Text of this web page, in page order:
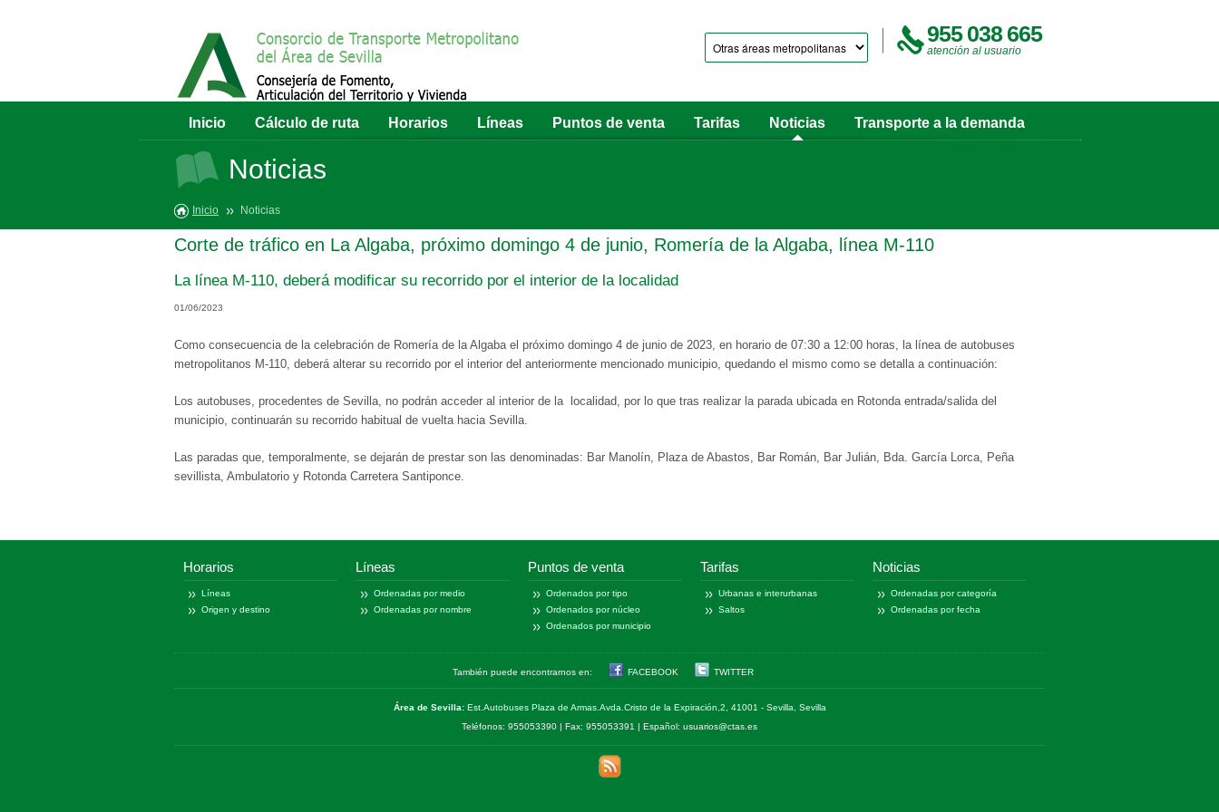
955 038 665
atención al usuario
Inicio Cálculo de ruta Horarios Líneas Puntos de venta Tarifas Noticias Transporte a la demanda
Noticias
Inicio Noticias
Corte de tráfico en La Algaba, próximo domingo 4 de junio, Romería de la Algaba, línea M-110
La línea M-110, deberá modificar su recorrido por el interior de la localidad
01/06/2023
Como consecuencia de la celebración de Romería de la Algaba el próximo domingo 4 de junio de 2023, en horario de 07:30 a 12:00 horas, la línea de autobuses
metropolitanos M-110, deberá alterar su recorrido por el interior del anteriormente mencionado municipio, quedando el mismo como se detalla a continuación:
Los autobuses, procedentes de Sevilla, no podrán acceder al interior de la localidad, por lo que tras realizar la parada ubicada en Rotonda entrada/salida del
municipio, continuarán su recorrido habitual de vuelta hacia Sevilla.
Las paradas que, temporalmente, se dejarán de prestar son las denominadas: Bar Manolín, Plaza de Abastos, Bar Román, Bar Julián, Bda. García Lorca, Peña
sevillista, Ambulatorio y Rotonda Carretera Santiponce.
Horarios
Líneas
Origen y destino
Líneas
Ordenadas por medio
Ordenadas por nombre
Puntos de venta
Ordenados por tipo
Ordenados por núcleo
Ordenados por municipio
Tarifas
Urbanas e interurbanas
Saltos
Noticias
Ordenadas por categoría
Ordenadas por fecha
También puede encontrarnos en: FACEBOOK TWITTER
Área de Sevilla:Est.Autobuses Plaza de Armas.Avda.Cristo de la Expiración,2, 41001 - Sevilla, Sevilla
Teléfonos: 955053390 | Fax: 955053391 | Español: usuarios@ctas.es